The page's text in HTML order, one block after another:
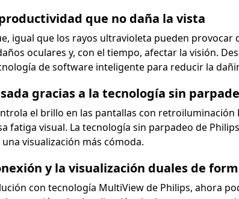
que no daña la vista
igual que los rayos ultravioleta pueden provocar
oculares y, con el tiempo, afectar la visión.
de software inteligente para reducir la
gracias a la tecnología sin
el brillo en las pantallas con
fatiga visual. La tecnología sin parpadeo de
visualización más cómoda.
y la visualización duales de
con tecnología MultiView de Philips, ahora